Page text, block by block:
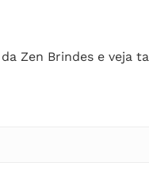
da Zen Brindes e veja